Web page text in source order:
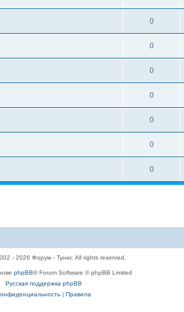
0
0
0
0
0
0
0
- 2026 Форум - Тунис All rights reserved.
phpBB® Forum Software © phpBB Limited
Русская поддержка phpBB
| Правила